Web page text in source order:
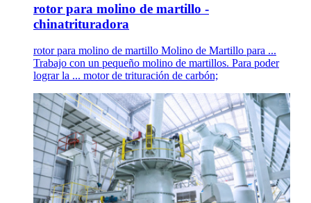
rotor para molino de martillo -
chinatrituradora
rotor para molino de martillo Molino de Martillo para ...
Trabajo con un pequeño molino de martillos. Para poder
lograr la ... motor de trituración de carbón;